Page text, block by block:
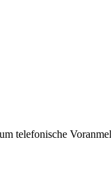
telefonische